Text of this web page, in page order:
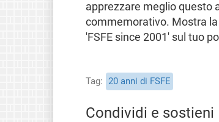
apprezzare meglio questo
commemorativo. Mostra
'FSFE since 2001' sul tuo
Tag 20 anni di FSFE
Condividi e sostieni